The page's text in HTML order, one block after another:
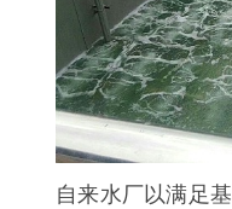
自来水厂以满足